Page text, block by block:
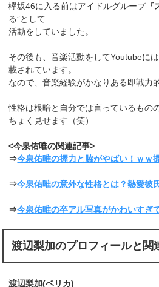
欅坂46に入る前はアイドルグループ『
る”として
活動をしていました。
その後も、音楽活動をしてYoutubeに
載されています。
なので、音楽経験がかなりある即戦力
性格は根暗と自分では言っているもの
ちょく見せます（笑）
<今泉佑唯の関連記事>
⇒今泉佑唯の握力と脇がやばい！ｗｗ
⇒今泉佑唯の意外な性格とは？熱愛彼
⇒今泉佑唯の卒アル写真がかわいすぎ
渡辺梨加のプロフィールと関
渡辺梨加(ベリカ)